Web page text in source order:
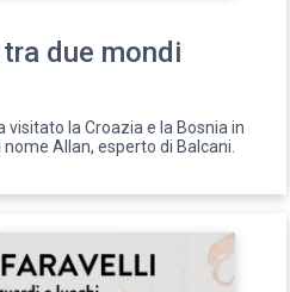
due mondi
visitato la Croazia e la Bosnia in
Allan, esperto di Balcani.